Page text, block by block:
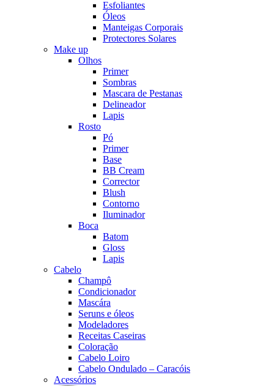
Esfoliantes
Óleos
Manteigas Corporais
Protectores Solares
Make up
Olhos
Primer
Sombras
Mascara de Pestanas
Delineador
Lapis
Rosto
Pó
Primer
Base
BB Cream
Corrector
Blush
Contorno
Iluminador
Boca
Batom
Gloss
Lapis
Cabelo
Champô
Condicionador
Mascára
Seruns e óleos
Modeladores
Receitas Caseiras
Coloração
Cabelo Loiro
Cabelo Ondulado – Caracóis
Acessórios